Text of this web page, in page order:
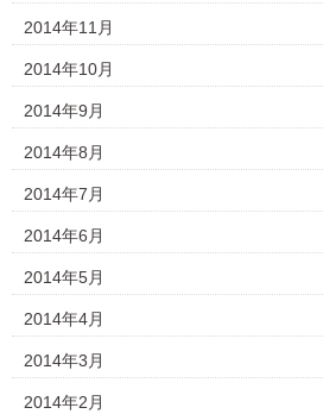
2014年11月
2014年10月
2014年9月
2014年8月
2014年7月
2014年6月
2014年5月
2014年4月
2014年3月
2014年2月